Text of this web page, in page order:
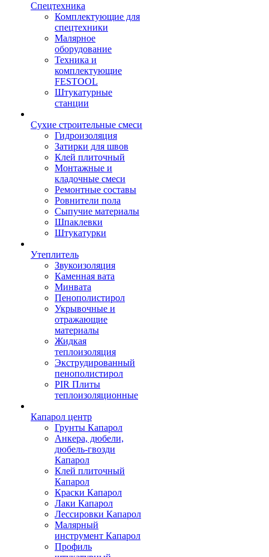
Спецтехника
Комплектующие для
спецтехники
Малярное
оборудование
Техника и
комплектующие
FESTOOL
Штукатурные
станции
Сухие строительные смеси
Гидроизоляция
Затирки для швов
Клей плиточный
Монтажные и
кладочные смеси
Ремонтные составы
Ровнители пола
Сыпучие материалы
Шпаклевки
Штукатурки
Утеплитель
Звукоизоляция
Каменная вата
Минвата
Пенополистирол
Укрывочные и
отражающие
материалы
Жидкая
теплоизоляция
Экструдированный
пенополистирол
PIR Плиты
теплоизоляционные
Капарол центр
Грунты Капарол
Анкера, дюбели,
дюбель-гвозди
Капарол
Клей плиточный
Капарол
Краски Капарол
Лаки Капарол
Лессировки Капарол
Малярный
инструмент Капарол
Профиль